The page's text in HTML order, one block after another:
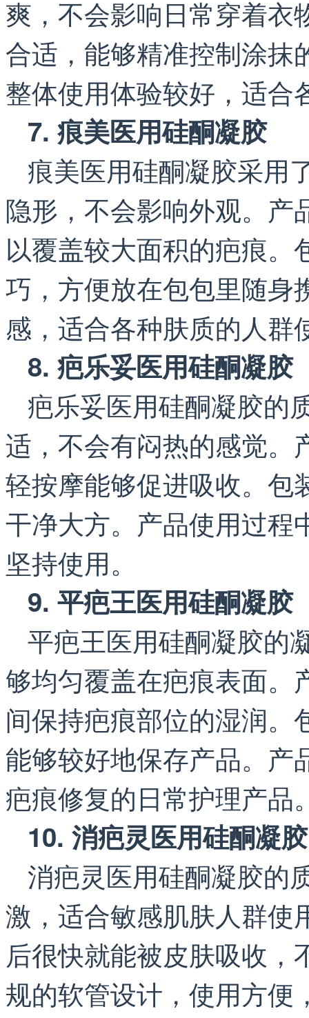
爽，不会影响日常穿着衣
合适，能够精准控制涂抹
整体使用体验较好，适合
7. 痕美医用硅酮凝胶
痕美医用硅酮凝胶采用
隐形，不会影响外观。产
以覆盖较大面积的疤痕
巧，方便放在包包里随身
感，适合各种肤质的人群
8. 疤乐妥医用硅酮凝胶
疤乐妥医用硅酮凝胶的
适，不会有闷热的感觉。
轻按摩能够促进吸收。包
干净大方。产品使用过程
坚持使用。
9. 平疤王医用硅酮凝胶
平疤王医用硅酮凝胶的
够均匀覆盖在疤痕表面。
间保持疤痕部位的湿润。
能够较好地保存产品。产
疤痕修复的日常护理产品
10. 消疤灵医用硅酮凝胶
消疤灵医用硅酮凝胶的
激，适合敏感肌肤人群使
后很快就能被皮肤吸收
规的软管设计，使用方便